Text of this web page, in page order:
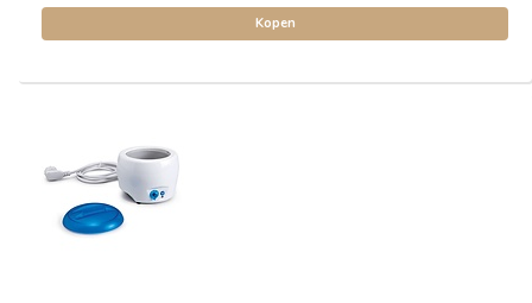
Kopen